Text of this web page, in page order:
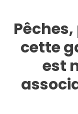
cette
est